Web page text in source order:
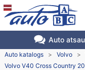
Auto
Auto katalogs > Volvo >
Volvo V40 Cross Country